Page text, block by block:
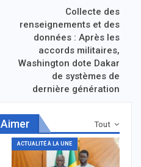
Collecte des
renseignements et des
données : Après les
accords militaires,
Washington dote Dakar
de systèmes de
dernière génération
Tout
ACTUALITÉ À LA UNE